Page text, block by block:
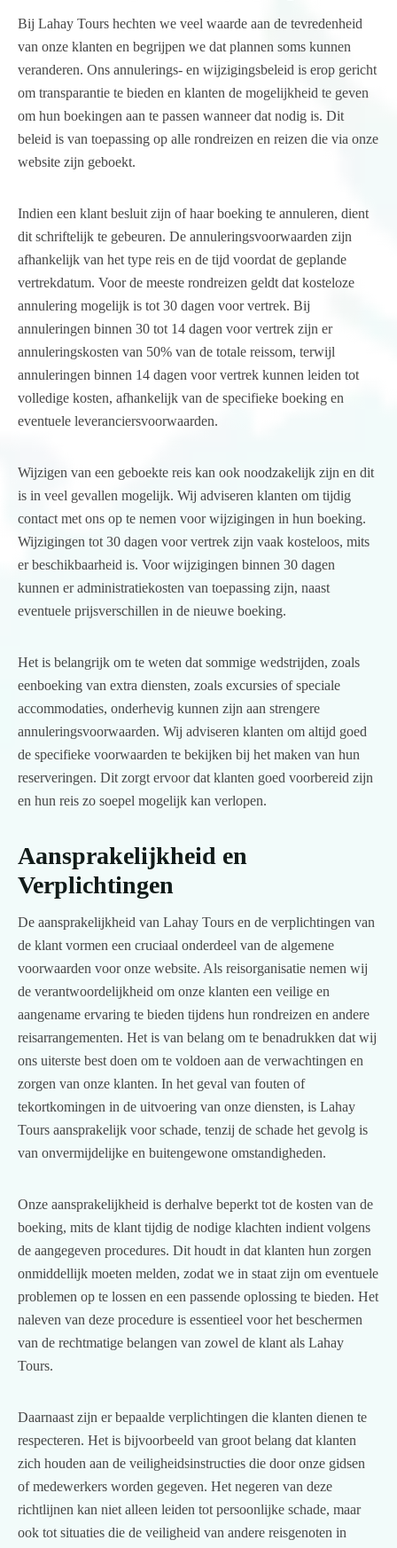
Bij Lahay Tours hechten we veel waarde aan de tevredenheid
van onze klanten en begrijpen we dat plannen soms kunnen
veranderen. Ons annulerings- en wijzigingsbeleid is erop gericht
om transparantie te bieden en klanten de mogelijkheid te geven
om hun boekingen aan te passen wanneer dat nodig is. Dit
beleid is van toepassing op alle rondreizen en reizen die via onze
website zijn geboekt.
Indien een klant besluit zijn of haar boeking te annuleren, dient
dit schriftelijk te gebeuren. De annuleringsvoorwaarden zijn
afhankelijk van het type reis en de tijd voordat de geplande
vertrekdatum. Voor de meeste rondreizen geldt dat kosteloze
annulering mogelijk is tot 30 dagen voor vertrek. Bij
annuleringen binnen 30 tot 14 dagen voor vertrek zijn er
annuleringskosten van 50% van de totale reissom, terwijl
annuleringen binnen 14 dagen voor vertrek kunnen leiden tot
volledige kosten, afhankelijk van de specifieke boeking en
eventuele leveranciersvoorwaarden.
Wijzigen van een geboekte reis kan ook noodzakelijk zijn en dit
is in veel gevallen mogelijk. Wij adviseren klanten om tijdig
contact met ons op te nemen voor wijzigingen in hun boeking.
Wijzigingen tot 30 dagen voor vertrek zijn vaak kosteloos, mits
er beschikbaarheid is. Voor wijzigingen binnen 30 dagen
kunnen er administratiekosten van toepassing zijn, naast
eventuele prijsverschillen in de nieuwe boeking.
Het is belangrijk om te weten dat sommige wedstrijden, zoals
eenboeking van extra diensten, zoals excursies of speciale
accommodaties, onderhevig kunnen zijn aan strengere
annuleringsvoorwaarden. Wij adviseren klanten om altijd goed
de specifieke voorwaarden te bekijken bij het maken van hun
reserveringen. Dit zorgt ervoor dat klanten goed voorbereid zijn
en hun reis zo soepel mogelijk kan verlopen.
Aansprakelijkheid en
Verplichtingen
De aansprakelijkheid van Lahay Tours en de verplichtingen van
de klant vormen een cruciaal onderdeel van de algemene
voorwaarden voor onze website. Als reisorganisatie nemen wij
de verantwoordelijkheid om onze klanten een veilige en
aangename ervaring te bieden tijdens hun rondreizen en andere
reisarrangementen. Het is van belang om te benadrukken dat wij
ons uiterste best doen om te voldoen aan de verwachtingen en
zorgen van onze klanten. In het geval van fouten of
tekortkomingen in de uitvoering van onze diensten, is Lahay
Tours aansprakelijk voor schade, tenzij de schade het gevolg is
van onvermijdelijke en buitengewone omstandigheden.
Onze aansprakelijkheid is derhalve beperkt tot de kosten van de
boeking, mits de klant tijdig de nodige klachten indient volgens
de aangegeven procedures. Dit houdt in dat klanten hun zorgen
onmiddellijk moeten melden, zodat we in staat zijn om eventuele
problemen op te lossen en een passende oplossing te bieden. Het
naleven van deze procedure is essentieel voor het beschermen
van de rechtmatige belangen van zowel de klant als Lahay
Tours.
Daarnaast zijn er bepaalde verplichtingen die klanten dienen te
respecteren. Het is bijvoorbeeld van groot belang dat klanten
zich houden aan de veiligheidsinstructies die door onze gidsen
of medewerkers worden gegeven. Het negeren van deze
richtlijnen kan niet alleen leiden tot persoonlijke schade, maar
ook tot situaties die de veiligheid van andere reisgenoten in